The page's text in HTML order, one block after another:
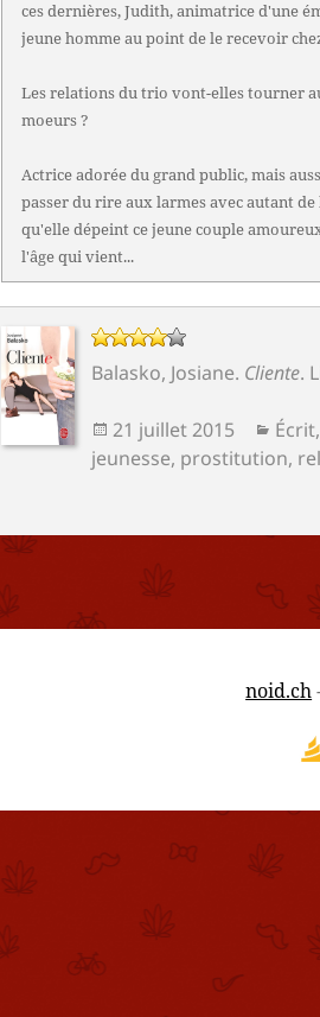
ces dernières, Judith, animatrice d'une
jeune homme au point de le recevoir
Les relations du trio vont-elles tourner
moeurs ?
Actrice adorée du grand public, mais
passer du rire aux larmes avec autant
qu'elle dépeint ce jeune couple
l'âge qui vient...
Balasko, Josiane. Cliente.
Publié
le
21 juillet 2015 Écrit,
jeunesse, prostitution,
noid.ch